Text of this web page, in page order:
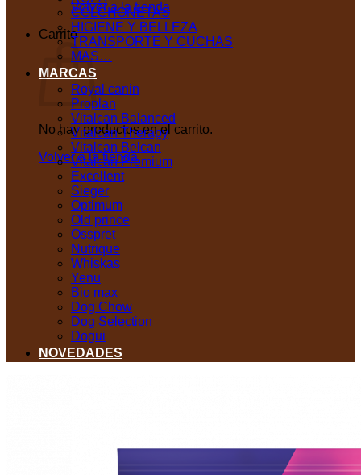
Volver a la tienda
Carrito
No hay productos en el carrito.
Volver a la tienda
COLCHONETAS
HIGIENE Y BELLEZA
TRANSPORTE Y CUCHAS
MAS…
MARCAS
Royal canin
Proplan
Vitalcan Balanced
Vitalcan Therapy
Vitalcan Belcan
Vitalcan Premium
Excellent
Sieger
Optimum
Old prince
Osspret
Nutrique
Whiskas
Yenu
Bio max
Dog Chow
Dog Selection
Dogui
NOVEDADES